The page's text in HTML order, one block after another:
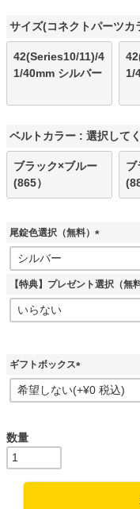
サイズ(コネクトパーツカ
42(Series10/11)/4
1/40mm シルバー
1/
ベルトカラー 選択して
ブラック×ブルー
(865）
ブ
尾錠色選択（無料）
(
須
【特典】プレゼント選択（無料
ギフトボックス
(
必